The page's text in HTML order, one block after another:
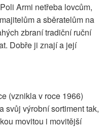
Armi netřeba lovcům,
a sběratelům na
zbraní tradiční ruční
Dobře ji znají a její
(vznikla v roce 1966)
svůj výrobní sortiment tak,
movitou i movitější